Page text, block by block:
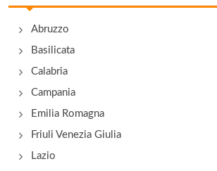
Abruzzo
Basilicata
Calabria
Campania
Emilia Romagna
Friuli Venezia Giulia
Lazio